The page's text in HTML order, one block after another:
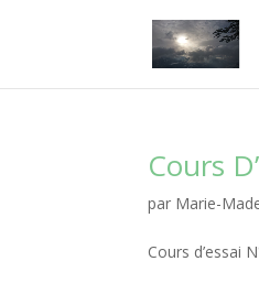
Cours
par Marie-
Cours d’essai